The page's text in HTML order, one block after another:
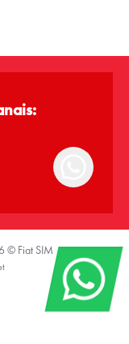
© Fiat SIM